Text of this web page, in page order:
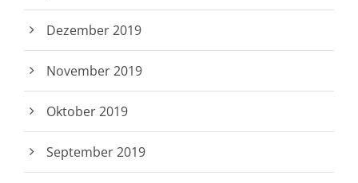
Dezember 2019
November 2019
Oktober 2019
September 2019